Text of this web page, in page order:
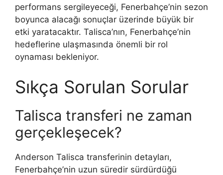
performans sergileyeceği, Fenerbahçe’nin sezon
boyunca alacağı sonuçlar üzerinde büyük bir
etki yaratacaktır. Talisca’nın, Fenerbahçe’nin
hedeflerine ulaşmasında önemli bir rol
oynaması bekleniyor.
Sıkça Sorulan Sorular
Talisca transferi ne zaman
gerçekleşecek?
Anderson Talisca transferinin detayları,
Fenerbahçe’nin uzun süredir sürdürdüğü